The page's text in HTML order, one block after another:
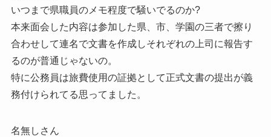
いつまで県職員のメモ程度で騒いでるのか?
本来面会した内容は参加した県、市、学園の三者で擦り
合わせして連名で文書を作成しそれぞれの上司に報告す
るのが普通じゃないの。
特に公務員は旅費使用の証拠として正式文書の提出が義
務付けられてる思ってました。
名無しさん